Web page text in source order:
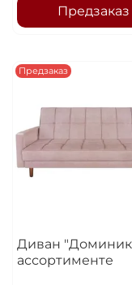
Предзаказ
Предзаказ
Диван
ассортименте